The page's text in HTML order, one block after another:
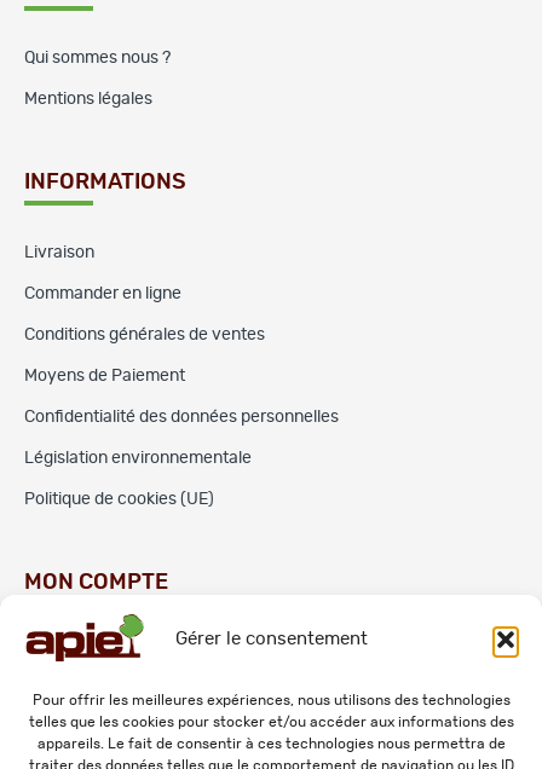
Gérer le consentement
Pour offrir les meilleures expériences, nous utilisons des technologies
telles que les cookies pour stocker et/ou accéder aux informations des
appareils. Le fait de consentir à ces technologies nous permettra de
traiter des données telles que le comportement de navigation ou les ID
Qui sommes nous ?
Mentions légales
INFORMATIONS
Livraison
Commander en ligne
Conditions générales de ventes
Moyens de Paiement
Confidentialité des données personnelles
Législation environnementale
Politique de cookies (UE)
MON COMPTE
Commandes
Adresses
Mes informations personnelles